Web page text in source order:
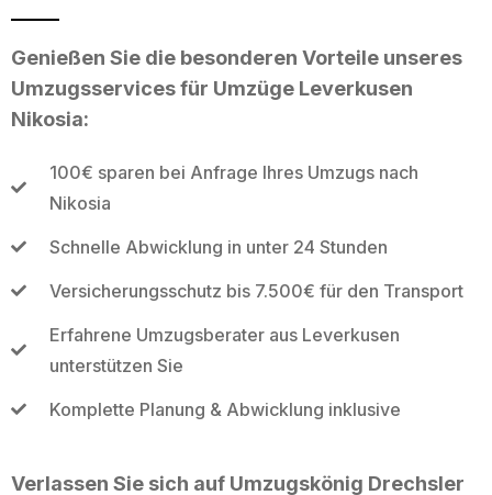
Genießen Sie die besonderen Vorteile unseres
Umzugsservices für Umzüge Leverkusen
Nikosia:
100€ sparen bei Anfrage Ihres Umzugs nach
Nikosia
Schnelle Abwicklung in unter 24 Stunden
Versicherungsschutz bis 7.500€ für den Transport
Erfahrene Umzugsberater aus Leverkusen
unterstützen Sie
Komplette Planung & Abwicklung inklusive
Verlassen Sie sich auf Umzugskönig Drechsler